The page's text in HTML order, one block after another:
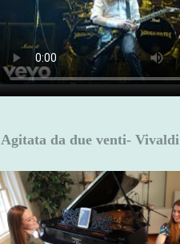
Agitata da due venti- Vivaldi